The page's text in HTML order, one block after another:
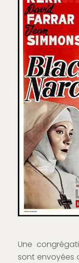
Une
sont envoyées